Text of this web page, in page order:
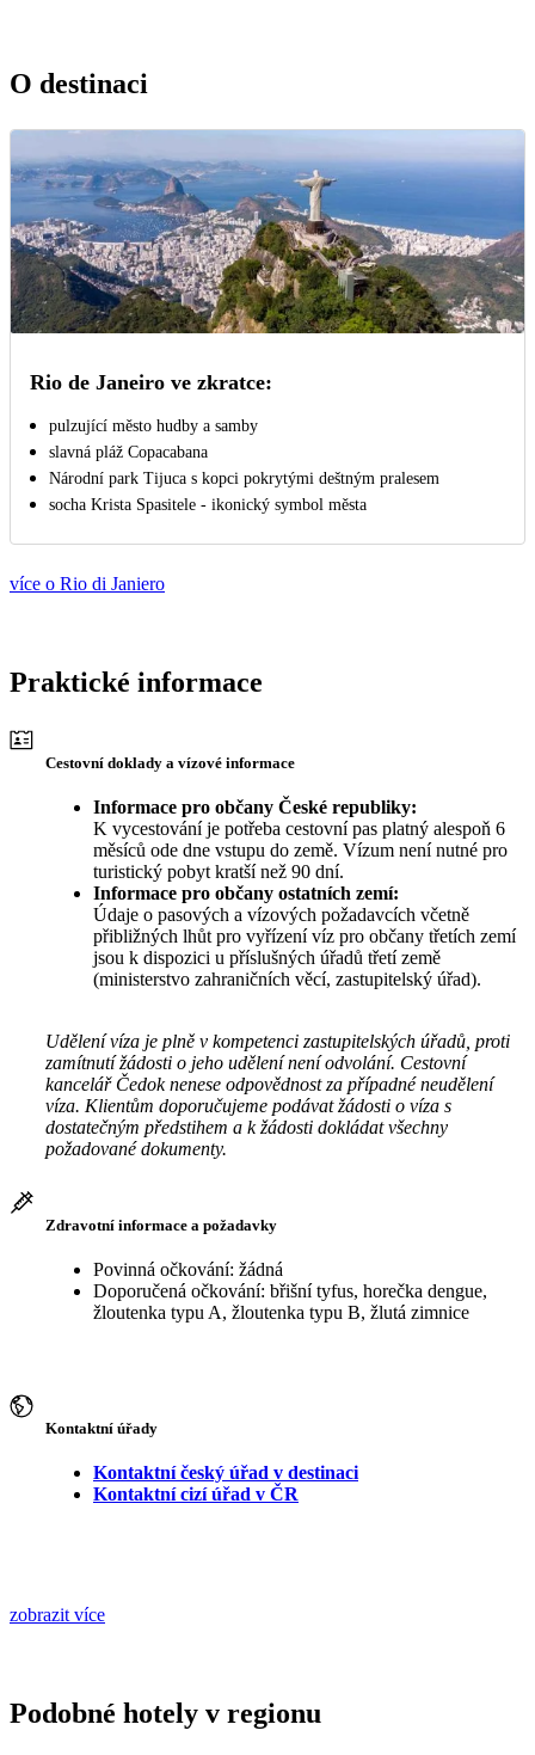
O destinaci
Rio de Janeiro ve zkratce:
pulzující město hudby a samby
slavná pláž Copacabana
Národní park Tijuca s kopci pokrytými deštným pralesem
socha Krista Spasitele - ikonický symbol města
více o Rio di Janiero
Praktické informace
Cestovní doklady a vízové informace
Informace pro občany České republiky:
K vycestování je potřeba cestovní pas platný alespoň 6
měsíců ode dne vstupu do země. Vízum není nutné pro
turistický pobyt kratší než 90 dní.
Informace pro občany ostatních zemí:
Údaje o pasových a vízových požadavcích včetně
přibližných lhůt pro vyřízení víz pro občany třetích zemí
jsou k dispozici u příslušných úřadů třetí země
(ministerstvo zahraničních věcí, zastupitelský úřad).
Udělení víza je plně v kompetenci zastupitelských úřadů, proti
zamítnutí žádosti o jeho udělení není odvolání. Cestovní
kancelář Čedok nenese odpovědnost za případné neudělení
víza. Klientům doporučujeme podávat žádosti o víza s
dostatečným předstihem a k žádosti dokládat všechny
požadované dokumenty.
Zdravotní informace a požadavky
Povinná očkování: žádná
Doporučená očkování: břišní tyfus, horečka dengue,
žloutenka typu A, žloutenka typu B, žlutá zimnice
Kontaktní úřady
Kontaktní český úřad v destinaci
Kontaktní cizí úřad v ČR
zobrazit více
Podobné hotely v regionu